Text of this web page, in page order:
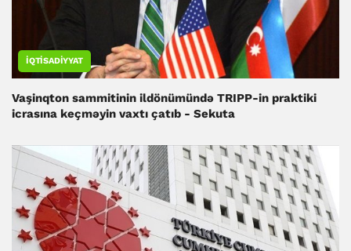
İQTISADIYYAT
Vaşinqton sammitinin ildönümündə TRIPP-in praktiki
icrasına keçməyin vaxtı çatıb - Sekuta